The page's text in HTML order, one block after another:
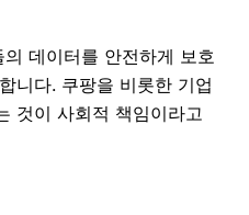
데이터를 안전하게 보호
니다. 쿠팡을 비롯한 기업
것이 사회적 책임이라고